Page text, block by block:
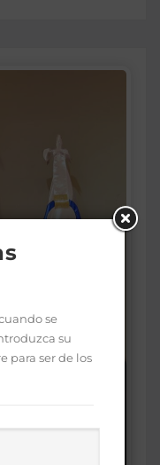
se
su
para ser de los